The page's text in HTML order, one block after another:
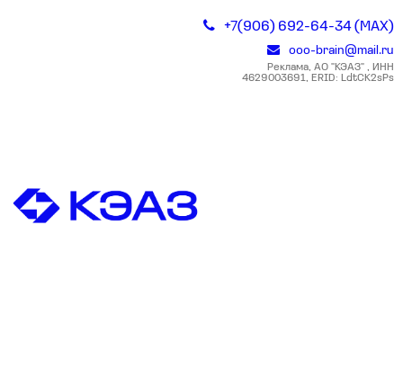
+7(906) 692-64-34 (MAX)
ooo-brain@mail.ru
Реклама, АО "КЭАЗ" , ИНН
4629003691, ERID: LdtCK2sPs